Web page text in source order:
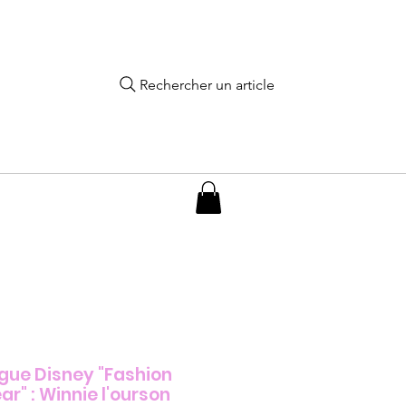
Rechercher un article
Disney "Fashion
: Winnie l'ourson